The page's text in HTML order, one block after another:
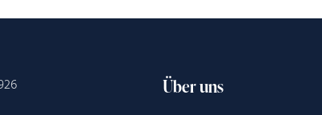
Über uns